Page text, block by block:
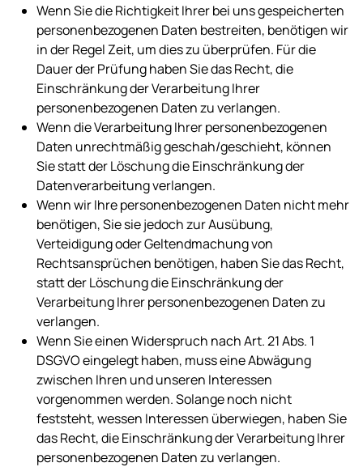
Wenn Sie die Richtigkeit Ihrer bei uns gespeicherten
personenbezogenen Daten bestreiten, benötigen wir
in der Regel Zeit, um dies zu überprüfen. Für die
Dauer der Prüfung haben Sie das Recht, die
Einschränkung der Verarbeitung Ihrer
personenbezogenen Daten zu verlangen.
Wenn die Verarbeitung Ihrer personenbezogenen
Daten unrechtmäßig geschah/geschieht, können
Sie statt der Löschung die Einschränkung der
Datenverarbeitung verlangen.
Wenn wir Ihre personenbezogenen Daten nicht mehr
benötigen, Sie sie jedoch zur Ausübung,
Verteidigung oder Geltendmachung von
Rechtsansprüchen benötigen, haben Sie das Recht,
statt der Löschung die Einschränkung der
Verarbeitung Ihrer personenbezogenen Daten zu
verlangen.
Wenn Sie einen Widerspruch nach Art. 21 Abs. 1
DSGVO eingelegt haben, muss eine Abwägung
zwischen Ihren und unseren Interessen
vorgenommen werden. Solange noch nicht
feststeht, wessen Interessen überwiegen, haben Sie
das Recht, die Einschränkung der Verarbeitung Ihrer
personenbezogenen Daten zu verlangen.